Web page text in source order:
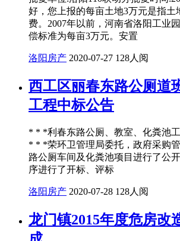
好，您上报的每亩土地3万元是指土
费。2007年以前，河南省洛阳工业
偿标准为每亩3万元。安置
洛阳房产 2020-07-27 128人阅
西工区丽春东路公厕道
工程中标公告
* * *利春东路公厕、教室、化粪池
* * *荣环卫管理局委托，政府采购
路公厕车间及化粪池项目进行了公
序进行了开标、评标
洛阳房产 2020-07-28 128人阅
龙门镇2015年度危房改